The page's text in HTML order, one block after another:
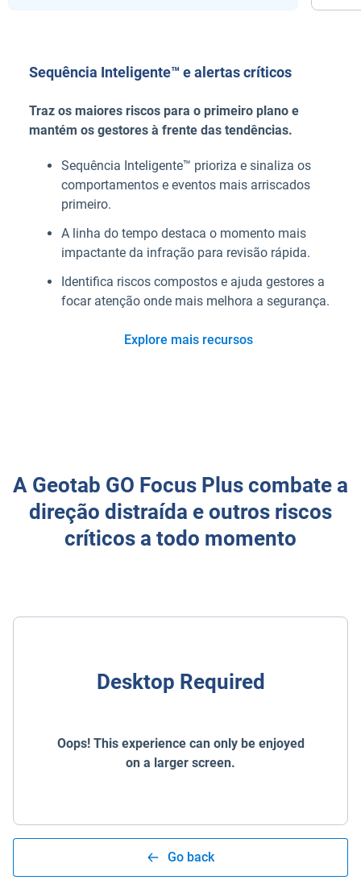
Sequência Inteligente™ e alertas críticos
Traz os maiores riscos para o primeiro plano e
mantém os gestores à frente das tendências.
Sequência Inteligente™ prioriza e sinaliza os
comportamentos e eventos mais arriscados
primeiro.
A linha do tempo destaca o momento mais
impactante da infração para revisão rápida.
Identifica riscos compostos e ajuda gestores a
focar atenção onde mais melhora a segurança.
Explore mais recursos
A Geotab GO Focus Plus combate a
direção distraída e outros riscos
críticos a todo momento
Desktop Required
Oops! This experience can only be enjoyed
on a larger screen.
Go back